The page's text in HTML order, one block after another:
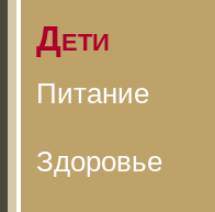
Дети
Питание
Здоровье